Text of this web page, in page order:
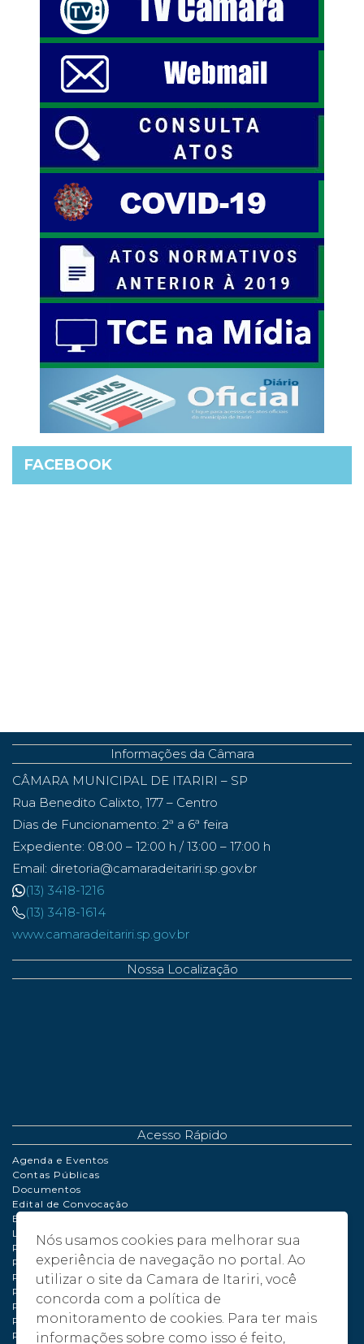
FACEBOOK
Nós usamos cookies para melhorar sua
experiência de navegação no portal. Ao
utilizar o site da Camara de Itariri, você
concorda com a política de
monitoramento de cookies. Para ter mais
informações sobre como isso é feito,
Informações da Câmara
CÂMARA MUNICIPAL DE ITARIRI – SP
Rua Benedito Calixto, 177 – Centro
Dias de Funcionamento: 2ª a 6ª feira
Expediente: 08:00 – 12:00 h / 13:00 – 17:00 h
Email: diretoria@camaradeitariri.sp.gov.br
(13) 3418-1216
(13) 3418-1614
www.camaradeitariri.sp.gov.br
Nossa Localização
Acesso Rápido
Agenda e Eventos
Contas Públicas
Documentos
Edital de Convocação
Extrato de Contrato
LDO | LOA | PPA
Perguntas Frequentes
Políticas de Cookies
Portaria
Processo de Adiantamento
Relatório de Gestão Fiscal
Plano de compras anual – PCA - 2024
Plano de compras anual – PCA - 2025